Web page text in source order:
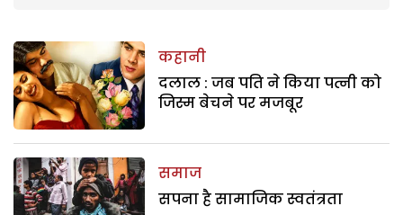
कहानी
दलाल : जब पति ने किया पत्नी को
जिस्म बेचने पर मजबूर
समाज
सपना है सामाजिक स्वतंत्रता